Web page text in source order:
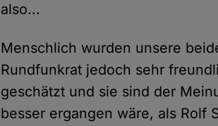
also...
Menschlich wurden unsere
Rundfunkrat jedoch sehr
geschätzt und sie sind der
besser ergangen wäre, als Rolf